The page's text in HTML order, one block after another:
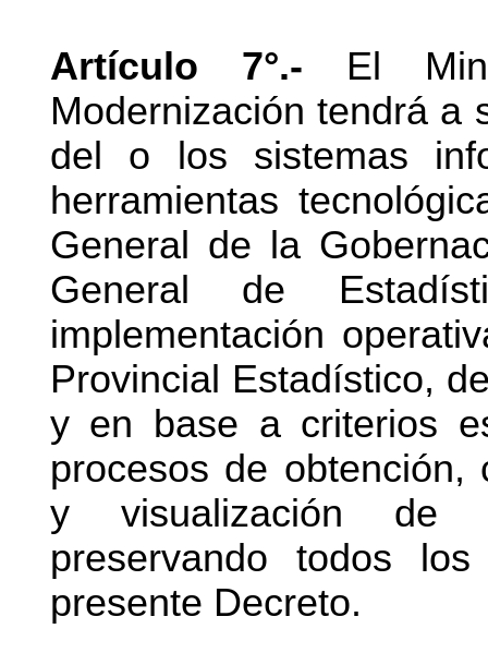
Artículo 7°.- El
Modernización tendrá a
del o los sistemas
herramientas
General de la
General de
implementación
Provincial Estadístico,
y en base a criterios
procesos de obtención,
y visualización de
preservando todos
presente Decreto.